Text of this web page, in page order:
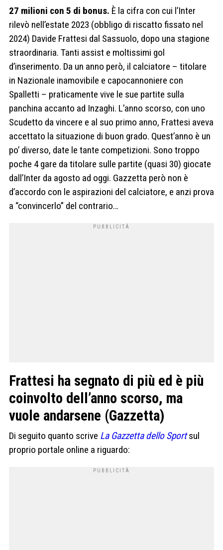
27 milioni con 5 di bonus. È la cifra con cui l’Inter
rilevò nell’estate 2023 (obbligo di riscatto fissato nel
2024) Davide Frattesi dal Sassuolo, dopo una stagione
straordinaria. Tanti assist e moltissimi gol
d’inserimento. Da un anno però, il calciatore – titolare
in Nazionale inamovibile e capocannoniere con
Spalletti – praticamente vive le sue partite sulla
panchina accanto ad Inzaghi. L’anno scorso, con uno
Scudetto da vincere e al suo primo anno, Frattesi aveva
accettato la situazione di buon grado. Quest’anno è un
po’ diverso, date le tante competizioni. Sono troppo
poche 4 gare da titolare sulle partite (quasi 30) giocate
dall’Inter da agosto ad oggi. Gazzetta però non è
d’accordo con le aspirazioni del calciatore, e anzi prova
a “convincerlo” del contrario…
Frattesi ha segnato di più ed è più
coinvolto dell’anno scorso, ma
vuole andarsene (Gazzetta)
Di seguito quanto scrive La Gazzetta dello Sportsul
proprio portale online a riguardo: